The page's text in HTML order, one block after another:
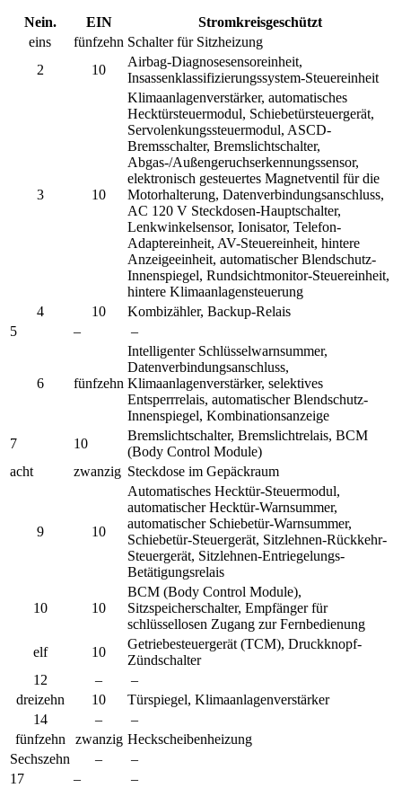
Nein. EIN
Stromkreisgeschützt
eins
fünfzehn Schalter für Sitzheizung
2
10
Airbag-Diagnosesensoreinheit,
Insassenklassifizierungssystem-Steuereinheit
3 10
Klimaanlagenverstärker, automatisches
Hecktürsteuermodul, Schiebetürsteuergerät,
Servolenkungssteuermodul, ASCD-
Bremsschalter, Bremslichtschalter,
Abgas-/Außengeruchserkennungssensor,
elektronisch gesteuertes Magnetventil für die
Motorhalterung, Datenverbindungsanschluss,
AC 120 V Steckdosen-Hauptschalter,
Lenkwinkelsensor, Ionisator, Telefon-
Adaptereinheit, AV-Steuereinheit, hintere
Anzeigeeinheit, automatischer Blendschutz-
Innenspiegel, Rundsichtmonitor-Steuereinheit,
hintere Klimaanlagensteuerung
4
10
Kombizähler, Backup-Relais
5
– –
6 fünfzehn
Intelligenter Schlüsselwarnsummer,
Datenverbindungsanschluss,
Klimaanlagenverstärker, selektives
Entsperrrelais, automatischer Blendschutz-
Innenspiegel, Kombinationsanzeige
7
10
Bremslichtschalter, Bremslichtrelais, BCM
(Body Control Module)
acht
zwanzig Steckdose im Gepäckraum
9 10
Automatisches Hecktür-Steuermodul,
automatischer Hecktür-Warnsummer,
automatischer Schiebetür-Warnsummer,
Schiebetür-Steuergerät, Sitzlehnen-Rückkehr-
Steuergerät, Sitzlehnen-Entriegelungs-
Betätigungsrelais
10 10
BCM (Body Control Module),
Sitzspeicherschalter, Empfänger für
schlüssellosen Zugang zur Fernbedienung
elf
10
Getriebesteuergerät (TCM), Druckknopf-
Zündschalter
12
–
–
dreizehn
10
Türspiegel, Klimaanlagenverstärker
14
–
–
fünfzehn
zwanzig Heckscheibenheizung
Sechszehn
–
–
17
–
–